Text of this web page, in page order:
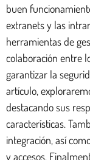
buen
extranets y las
herramientas de
colaboración entre
garantizar la
artículo,
destacando sus
características.
integración, así
y accesos.